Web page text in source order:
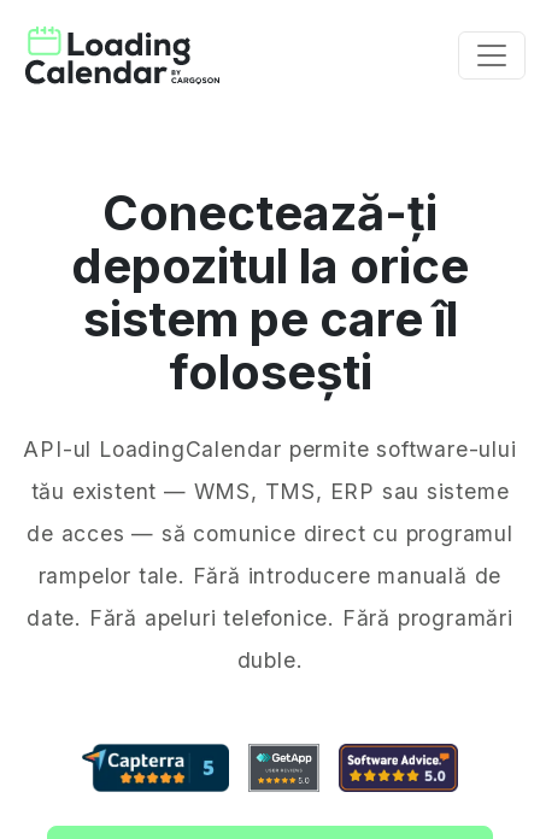
Conectează-ți
depozitul la orice
sistem pe care îl
folosești
API-ul LoadingCalendar permite software-ului
tău existent — WMS, TMS, ERP sau sisteme
de acces — să comunice direct cu programul
rampelor tale. Fără introducere manuală de
date. Fără apeluri telefonice. Fără programări
duble.